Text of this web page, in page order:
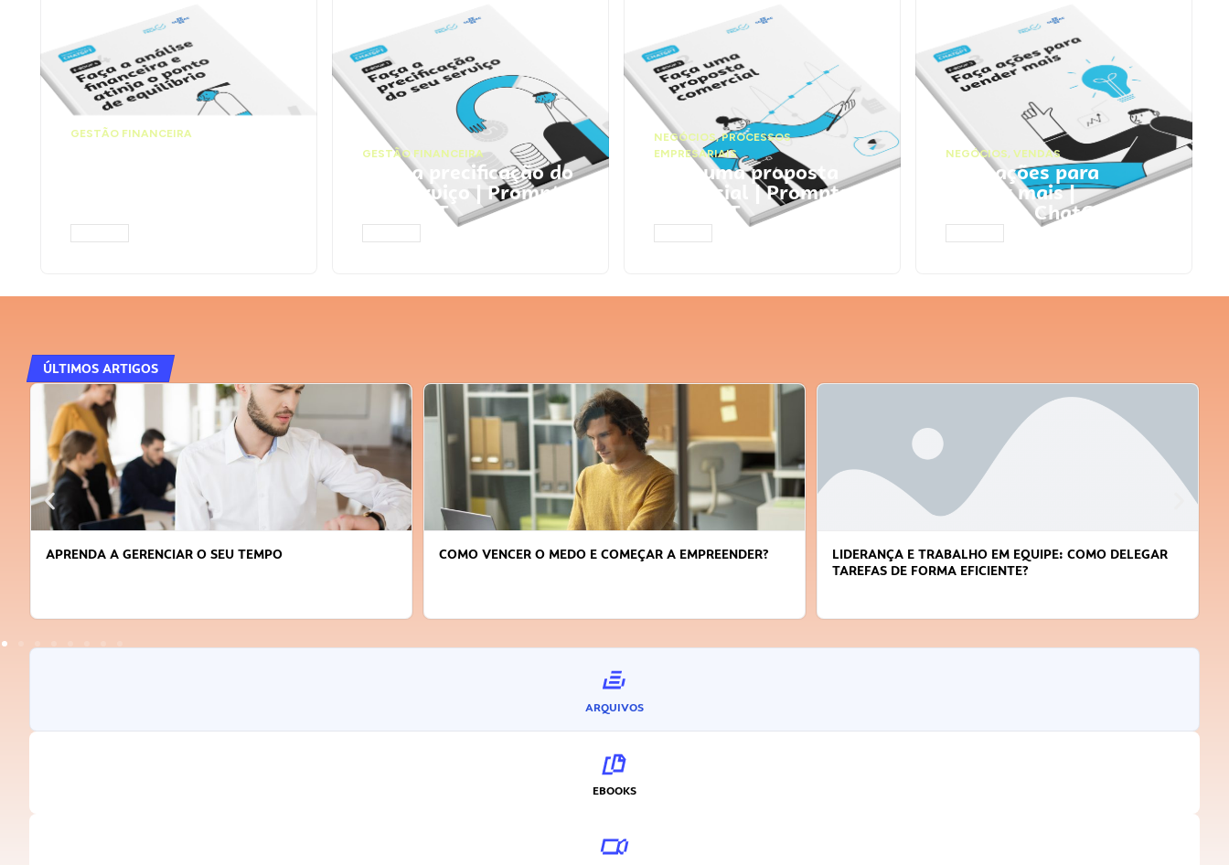
GESTÃO FINANCEIRA
GESTÃO FINANCEIRA
Faça a precificação do
seu serviço | Prompts
ChatGPT
NEGÓCIOS,PROCESSOS
EMPRESARIAIS
Faça uma proposta
comercial | Prompts
ChatGPT
NEGÓCIOS, VENDAS
Faça ações para
vender mais |
Prompts ChatGPT
ÚLTIMOS ARTIGOS
COMO VENCER O MEDO E COMEÇAR A EMPREENDER?
LIDERANÇA E TRABALHO EM EQUIPE: COMO DELEGAR
APRENDA A GERENCIAR O SEU TEMPO
ARQUIVOS
EBOOKS